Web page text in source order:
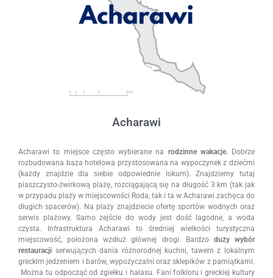
Acharawi
Acharawi to miejsce często wybierane na rodzinne wakacje.Dobrze
rozbudowana baza hotelowa przystosowana na wypoczynek z dziećmi
(każdy znajdzie dla siebie odpowiednie lokum). Znajdziemy tutaj
piaszczysto-żwirkową plażę, rozciągającą się na długość 3 km (tak jak
w przypadu plaży w miejscowości Roda, tak i ta w Acharawi zachęca do
długich spacerów). Na plaży znajdziecie ofertę sportów wodnych oraz
serwis plażowy. Samo zejście do wody jest dość łagodne, a woda
czysta. Infrastruktura Acharawi to średniej wielkości turystyczna
miejscowość, położona wzdłuż głównej drogi. Bardzoduży wybór
restauracji serwujących dania różnorodnej kuchni, tawern z lokalnym
greckim jedzeniem i barów, wypożyczalni oraz sklepików z pamiątkami.
Można tu odpocząć od zgiełku i hałasu. Fani folkloru i greckiej kultury